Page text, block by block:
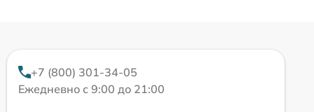
+7 (800) 301-34-05
Ежедневно с 9:00 до 21:00